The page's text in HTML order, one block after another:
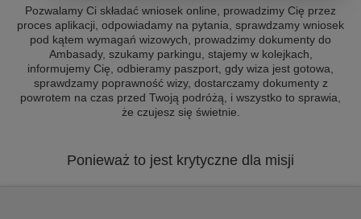
Pozwalamy Ci składać wniosek online, prowadzimy Cię przez
proces aplikacji, odpowiadamy na pytania, sprawdzamy wniosek
pod kątem wymagań wizowych, prowadzimy dokumenty do
Ambasady, szukamy parkingu, stajemy w kolejkach,
informujemy Cię, odbieramy paszport, gdy wiza jest gotowa,
sprawdzamy poprawność wizy, dostarczamy dokumenty z
powrotem na czas przed Twoją podróżą, i wszystko to sprawia,
że czujesz się świetnie.
Ponieważ to jest krytyczne dla misji